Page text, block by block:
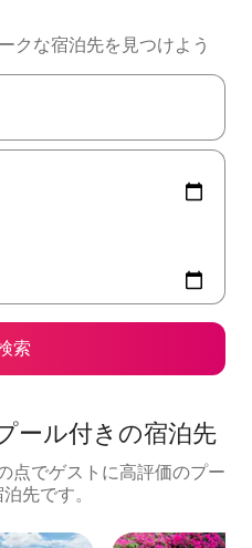
クな宿泊先を見つけよう
の矢印キーを使って移動するか
索
ール付きの宿泊先
点でゲストに高評価のプー
先です。